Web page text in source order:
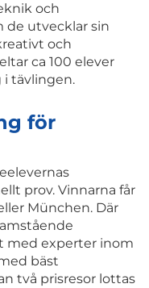
och
de utvecklar sin
och
ca 100 elever
i tävlingen.
för
prov. Vinnarna får
München. Där
med experter inom
bäst
två prisresor lottas